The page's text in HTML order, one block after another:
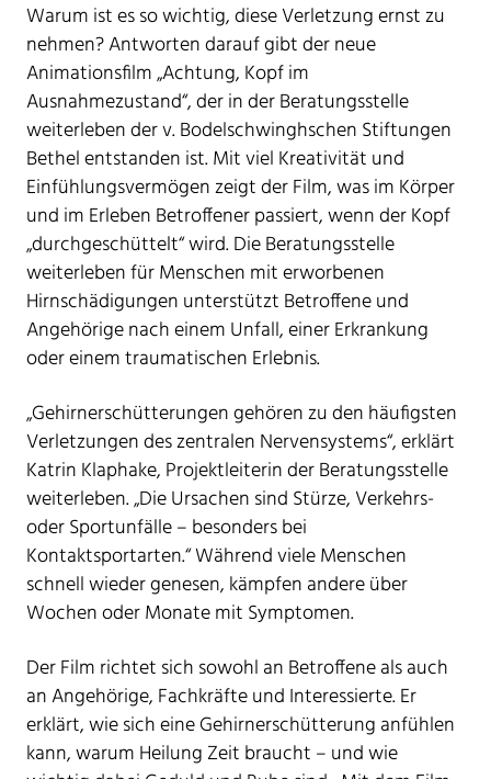
Warum ist es so wichtig, diese Verletzung ernst zu
nehmen? Antworten darauf gibt der neue
Animationsfilm „Achtung, Kopf im
Ausnahmezustand“, der in der Beratungsstelle
weiterleben der v. Bodelschwinghschen Stiftungen
Bethel entstanden ist. Mit viel Kreativität und
Einfühlungsvermögen zeigt der Film, was im Körper
und im Erleben Betroffener passiert, wenn der Kopf
„durchgeschüttelt“ wird. Die Beratungsstelle
weiterleben für Menschen mit erworbenen
Hirnschädigungen unterstützt Betroffene und
Angehörige nach einem Unfall, einer Erkrankung
oder einem traumatischen Erlebnis.
„Gehirnerschütterungen gehören zu den häufigsten
Verletzungen des zentralen Nervensystems“, erklärt
Katrin Klaphake, Projektleiterin der Beratungsstelle
weiterleben. „Die Ursachen sind Stürze, Verkehrs-
oder Sportunfälle – besonders bei
Kontaktsportarten.“ Während viele Menschen
schnell wieder genesen, kämpfen andere über
Wochen oder Monate mit Symptomen.
Der Film richtet sich sowohl an Betroffene als auch
an Angehörige, Fachkräfte und Interessierte. Er
erklärt, wie sich eine Gehirnerschütterung anfühlen
kann, warum Heilung Zeit braucht – und wie